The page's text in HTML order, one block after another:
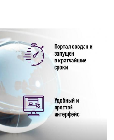
проект